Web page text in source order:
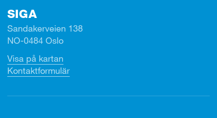
SIGA
Sandakerveien 138
NO-0484 Oslo
Visa på kartan
Kontaktformulär